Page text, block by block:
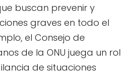
buscan prevenir y
graves en todo el
el Consejo de
de la ONU juega un rol
de situaciones